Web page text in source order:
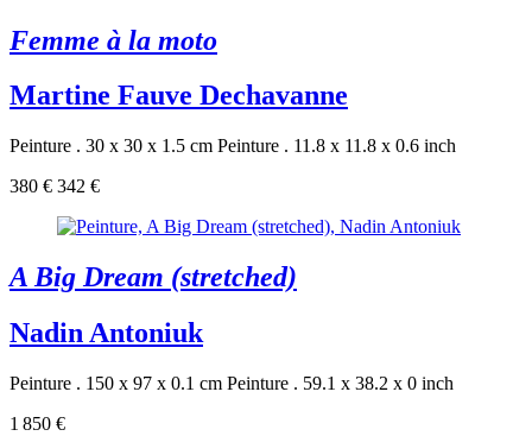
Femme à la moto
Martine Fauve Dechavanne
Peinture . 30 x 30 x 1.5 cm Peinture . 11.8 x 11.8 x 0.6 inch
380 € 342 €
A Big Dream (stretched)
Nadin Antoniuk
Peinture . 150 x 97 x 0.1 cm Peinture . 59.1 x 38.2 x 0 inch
1 850 €